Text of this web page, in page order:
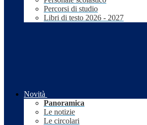
Percorsi di studio
Libri di testo 2026 - 2027
Novità
Panoramica
Le notizie
Le circolari